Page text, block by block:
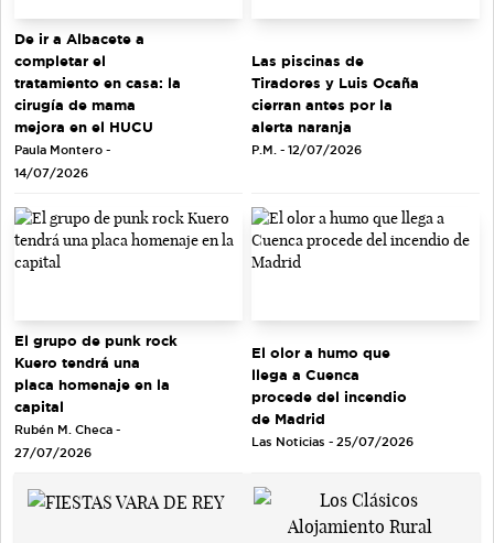
De ir a Albacete a
completar el
tratamiento en casa: la
cirugía de mama
mejora en el HUCU
Paula Montero -
14/07/2026
Las piscinas de
Tiradores y Luis Ocaña
cierran antes por la
alerta naranja
P.M. - 12/07/2026
El grupo de punk rock
Kuero tendrá una
placa homenaje en la
capital
Rubén M. Checa -
27/07/2026
El olor a humo que
llega a Cuenca
procede del incendio
de Madrid
Las Noticias - 25/07/2026